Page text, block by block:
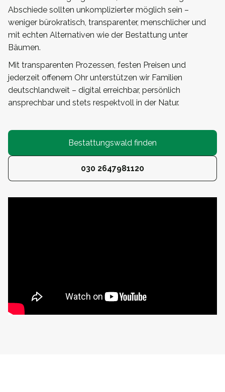
Abschiede sollten unkomplizierter möglich sein –
weniger bürokratisch, transparenter, menschlicher und
mit echten Alternativen wie der Bestattung unter
Bäumen.
Mit transparenten Prozessen, festen Preisen und
jederzeit offenem Ohr unterstützen wir Familien
deutschlandweit – digital erreichbar, persönlich
ansprechbar und stets respektvoll in der Natur.
Bestattungswald finden
030 2647981120